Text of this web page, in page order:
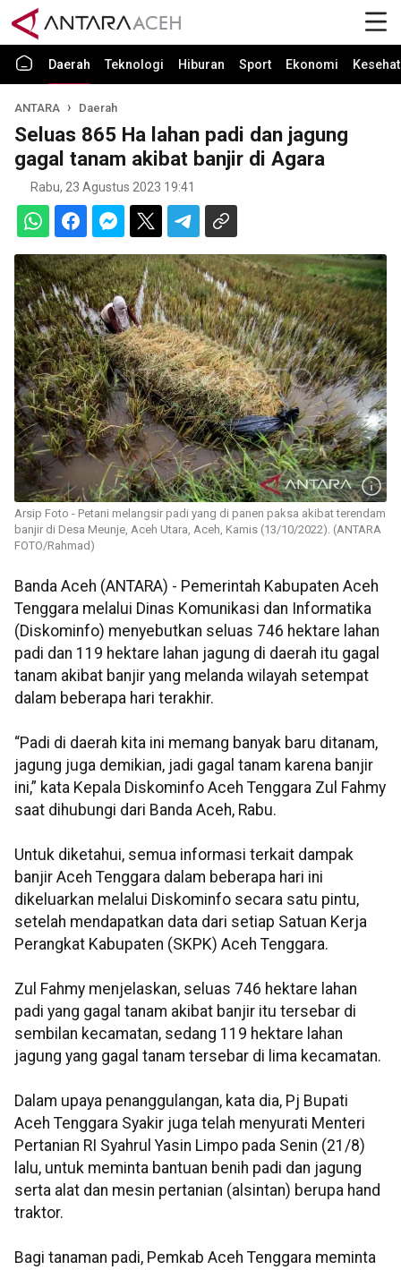
Daerah Teknologi Hiburan Sport Ekonomi
ANTARA Daerah
Seluas 865 Ha lahan padi dan jagung
gagal tanam akibat banjir di Agara
Rabu, 23 Agustus 2023 19:41
Arsip Foto - Petani melangsir padi yang di panen paksa akibat terendam
banjir di Desa Meunje, Aceh Utara, Aceh, Kamis (13/10/2022). (ANTARA
FOTO/Rahmad)
Banda Aceh (ANTARA) - Pemerintah Kabupaten Aceh
Tenggara melalui Dinas Komunikasi dan Informatika
(Diskominfo) menyebutkan seluas 746 hektare lahan
padi dan 119 hektare lahan jagung di daerah itu gagal
tanam akibat banjir yang melanda wilayah setempat
dalam beberapa hari terakhir.
“Padi di daerah kita ini memang banyak baru ditanam,
jagung juga demikian, jadi gagal tanam karena banjir
ini,” kata Kepala Diskominfo Aceh Tenggara Zul Fahmy
saat dihubungi dari Banda Aceh, Rabu.
Untuk diketahui, semua informasi terkait dampak
banjir Aceh Tenggara dalam beberapa hari ini
dikeluarkan melalui Diskominfo secara satu pintu,
setelah mendapatkan data dari setiap Satuan Kerja
Perangkat Kabupaten (SKPK) Aceh Tenggara.
Zul Fahmy menjelaskan, seluas 746 hektare lahan
padi yang gagal tanam akibat banjir itu tersebar di
sembilan kecamatan, sedang 119 hektare lahan
jagung yang gagal tanam tersebar di lima kecamatan.
Dalam upaya penanggulangan, kata dia, Pj Bupati
Aceh Tenggara Syakir juga telah menyurati Menteri
Pertanian RI Syahrul Yasin Limpo pada Senin (21/8)
lalu, untuk meminta bantuan benih padi dan jagung
serta alat dan mesin pertanian (alsintan) berupa hand
traktor.
Bagi tanaman padi, Pemkab Aceh Tenggara meminta